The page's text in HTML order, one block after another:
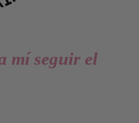
mí seguir el